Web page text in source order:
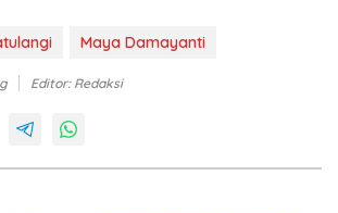
Maya Damayanti
Editor: Redaksi